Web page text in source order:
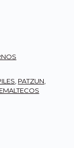
, PATZUN,